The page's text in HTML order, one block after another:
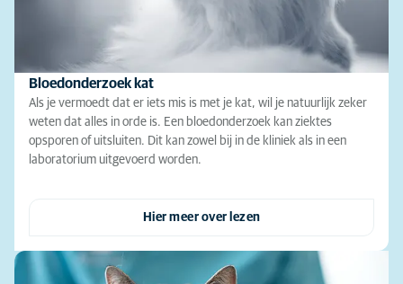
Bloedonderzoek kat
Als je vermoedt dat er iets mis is met je kat, wil je natuurlijk zeker
weten dat alles in orde is. Een bloedonderzoek kan ziektes
opsporen of uitsluiten. Dit kan zowel bij in de kliniek als in een
laboratorium uitgevoerd worden.
Hier meer over lezen